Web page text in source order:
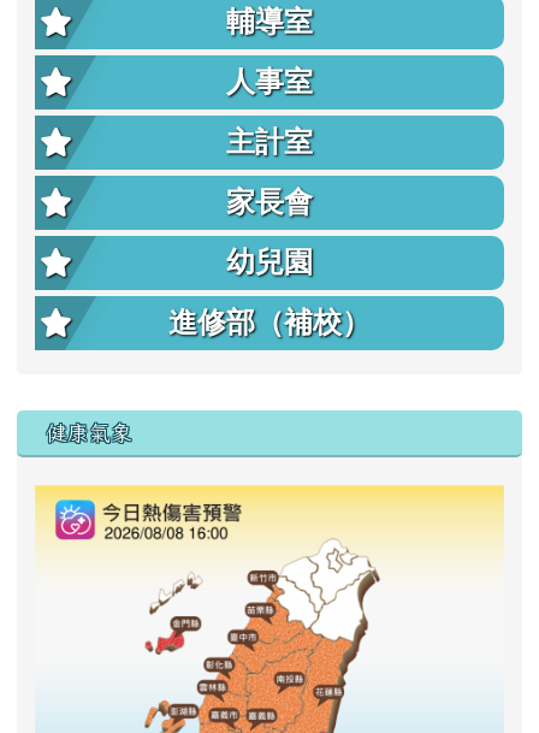
輔導室
人事室
主計室
家長會
幼兒園
進修部（補校）
右邊區域內容
健康氣象